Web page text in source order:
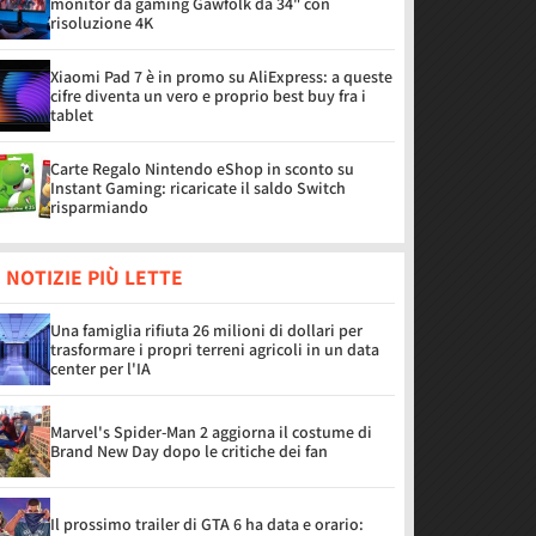
risoluzione 4K
Xiaomi Pad 7 è in promo su AliExpress: a queste
cifre diventa un vero e proprio best buy fra i
tablet
Carte Regalo Nintendo eShop in sconto su
Instant Gaming: ricaricate il saldo Switch
risparmiando
NOTIZIE PIÙ LETTE
Una famiglia rifiuta 26 milioni di dollari per
trasformare i propri terreni agricoli in un data
center per l'IA
Marvel's Spider-Man 2 aggiorna il costume di
Brand New Day dopo le critiche dei fan
Il prossimo trailer di GTA 6 ha data e orario: